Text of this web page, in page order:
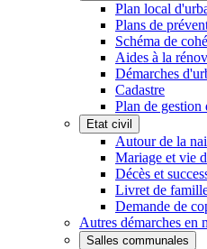
Plan local
Plans de
Schéma de
Aides à la
Démarches
Cadastre
Plan de
Etat civil
Autour de la
Mariage et vie
Décès et
Livret de
Demande de
Autres démarches en
Salles communales